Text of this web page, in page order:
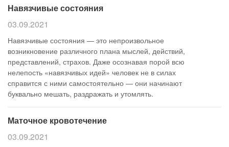
Навязчивые состояния
03.09.2021
Навязчивые состояния — это непроизвольное
возникновение различного плана мыслей, действий,
представлений, страхов. Даже осознавая порой всю
нелепость «навязчивых идей» человек не в силах
справится с ними самостоятельно — они начинают
буквально мешать, раздражать и утомлять.
Маточное кровотечение
03.09.2021